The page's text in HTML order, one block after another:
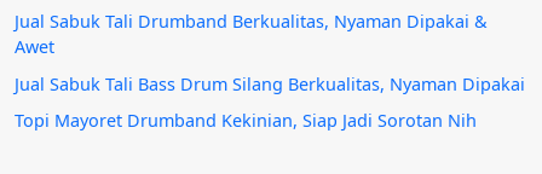
Jual Sabuk Tali Drumband Berkualitas, Nyaman Dipakai &
Awet
Jual Sabuk Tali Bass Drum Silang Berkualitas, Nyaman Dipakai
Topi Mayoret Drumband Kekinian, Siap Jadi Sorotan Nih